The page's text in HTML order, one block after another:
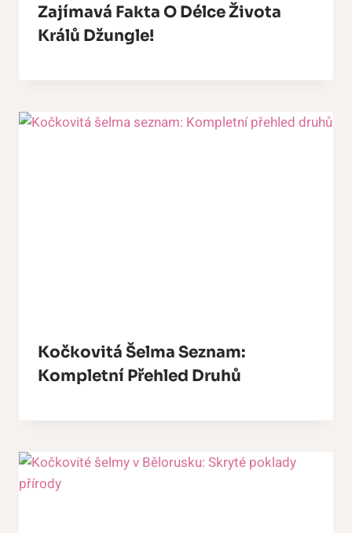
Zajímavá Fakta O Délce Života
Králů Džungle!
Kočkovitá Šelma Seznam:
Kompletní Přehled Druhů